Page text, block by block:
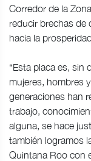
Corredor de la
reducir brechas de
hacia la
“Esta placa es, sin
mujeres, hombres
generaciones han
trabajo,
alguna, se hace
también logramos
Quintana Roo con